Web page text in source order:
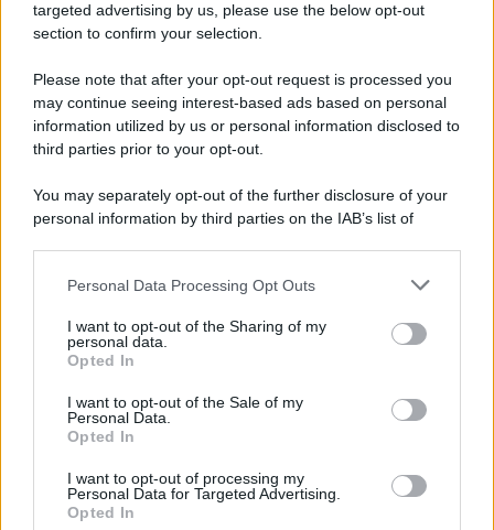
targeted advertising by us, please use the below opt-out
section to confirm your selection.
Please note that after your opt-out request is processed you
may continue seeing interest-based ads based on personal
information utilized by us or personal information disclosed to
third parties prior to your opt-out.
You may separately opt-out of the further disclosure of your
personal information by third parties on the IAB’s list of
This information may also be disclosed by us to third parties
disclose it to other third parties.
Please note that this website/app uses one or more Google
services and may gather and store information including but
not limited to your visit or usage behaviour. You may click to
grant or deny consent to Google and its third-party tags to
consent section.
Personal Data Processing Opt Outs
I want to opt-out of the Sharing of my
personal data.
Opted In
I want to opt-out of the Sale of my
Personal Data.
Opted In
I want to opt-out of processing my
Personal Data for Targeted Advertising.
Opted In
Il ricordo /Storia di Pietro Mennea, la Freccia del Sud più
veloce del mondo
Ecco tutta la storia di Pietro Mennea, il più grande velocista
europeo della storia. Fu per 17 ani primatista mondiale dei 200
Cinema /
Saturnia Film Festival 2024: una vetrina per i
nuovi talenti
Trattative /Qualcosa inizia a muoversi anche in Serie A
Brasile /Ancelotti sarà il nuovo C.T. della Selecão dal 2024